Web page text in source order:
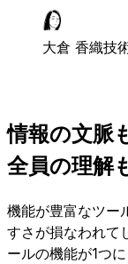
大倉 香織技
情報の文脈
全員の理解
機能が豊富なツー
すさが損なわれて
ールの機能が1つ